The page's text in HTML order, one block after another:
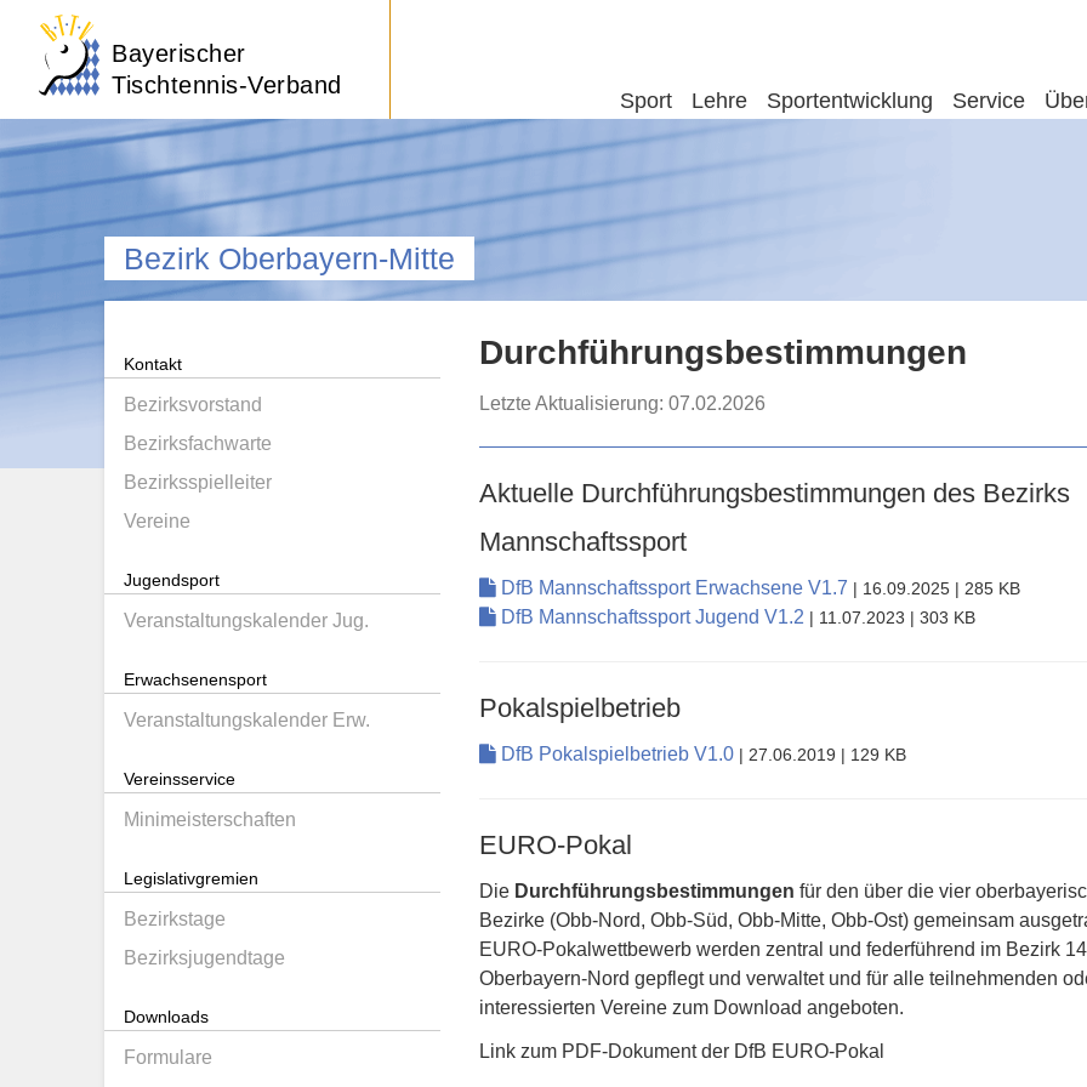
Bayerischer
Tischtennis-Verband
Sport Lehre Sportentwicklung Service
Bezirk Oberbayern-Mitte
Kontakt
Bezirksvorstand
Bezirksfachwarte
Bezirksspielleiter
Vereine
Jugendsport
Veranstaltungskalender Jug.
Erwachsenensport
Veranstaltungskalender Erw.
Vereinsservice
Minimeisterschaften
Legislativgremien
Bezirkstage
Bezirksjugendtage
Downloads
Formulare
Durchführungsbestimmungen
Letzte Aktualisierung: 07.02.2026
Aktuelle Durchführungsbestimmungen des Bezirks
Mannschaftssport
DfB Mannschaftssport Erwachsene V1.7 | 16.09.2025 | 285 KB
DfB Mannschaftssport Jugend V1.2 | 11.07.2023 | 303 KB
Pokalspielbetrieb
DfB Pokalspielbetrieb V1.0 | 27.06.2019 | 129 KB
EURO-Pokal
Die Durchführungsbestimmungen für den über die vier
Bezirke (Obb-Nord, Obb-Süd, Obb-Mitte, Obb-Ost) gemeinsam
EURO-Pokalwettbewerb werden zentral und federführend im Bezirk 14
Oberbayern-Nord gepflegt und verwaltet und für alle teilnehmenden
interessierten Vereine zum Download angeboten.
Link zum PDF-Dokument der DfB EURO-Pokal